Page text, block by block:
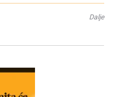
Dalje